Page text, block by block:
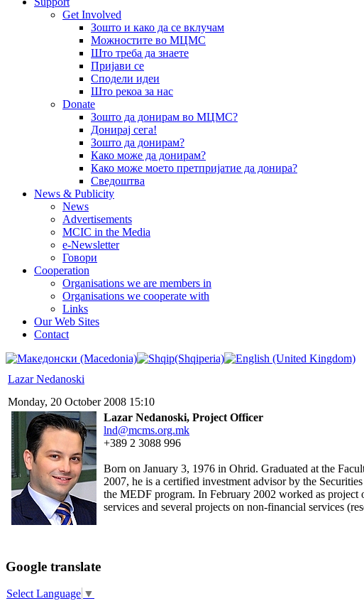
Get Involved
Зошто и како да се вклучам
Можностите во МЦМС
Што треба да знаете
Пријави се
Сподели идеи
Што рекоа за нас
Donate
Зошто да донирам во МЦМС?
Донирај сега!
Зошто да донирам?
Како може да донирам?
Како може моето претпријатие да донира?
Сведоштва
News & Publicity
News
Advertisements
MCIC in the Media
e-Newsletter
Говори
Cooperation
Organisations we are members in
Organisations we cooperate with
Links
Our Web Sites
Contact
Lazar Nedanoski
Monday, 20 October 2008 15:10
Lazar Nedanoski, Project Officer
lnd@mcms.org.mk
+389 2 3088 996
Born on January 3, 1976 in Ohrid. Graduated at the
2007, he is a certified investment advisor by the
the MEDF program. In February 2002 worked as
services and several projects on non-financial services
Google translate
Select Language ▼